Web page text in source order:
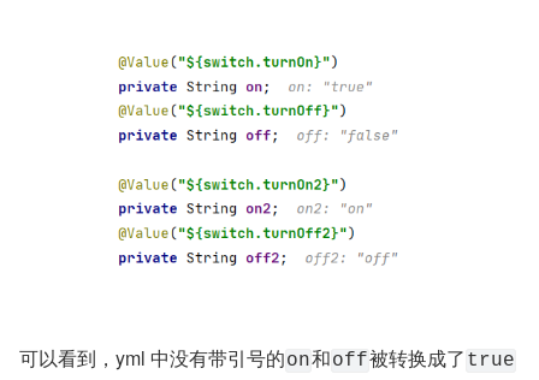
可以看到，yml 中没有带引号的on和off被转换成了 true